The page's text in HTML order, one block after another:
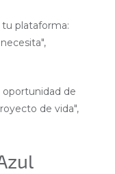
tu plataforma:
oportunidad de
de vida",